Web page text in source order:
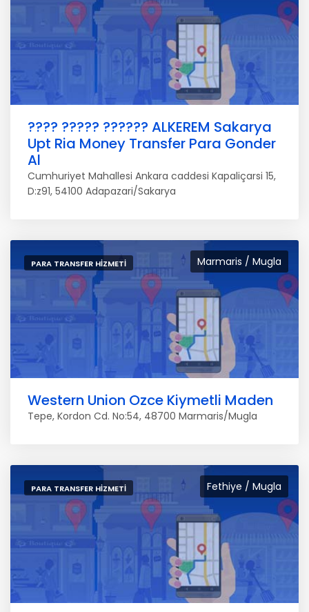
???? ????? ?????? ALKEREM Sakarya
Upt Ria Money Transfer Para Gonder
Al
Cumhuriyet Mahallesi Ankara caddesi Kapaliçarsi 15,
D:z91, 54100 Adapazari/Sakarya
Marmaris / Mugla
PARA TRANSFER HIZMETI
Western Union Ozce Kiymetli Maden
Tepe, Kordon Cd. No:54, 48700 Marmaris/Mugla
Fethiye / Mugla
PARA TRANSFER HIZMETI